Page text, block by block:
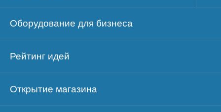
Оборудование для бизнеса
Рейтинг идей
Открытие магазина